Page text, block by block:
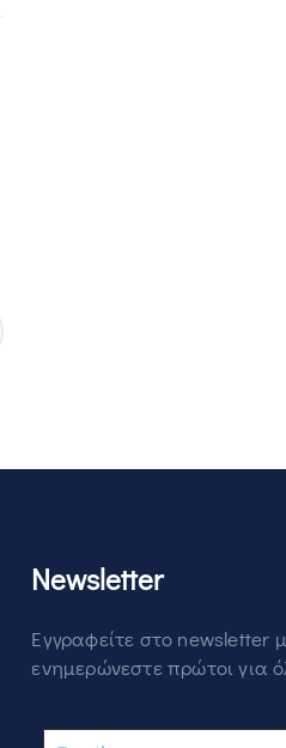
Newsletter
Εγγραφείτε στο newsletter
ενημερώνεστε πρώτοι για